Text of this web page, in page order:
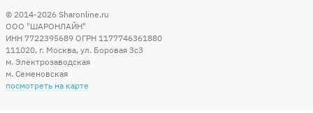
© 2014-2026 Sharonline.ru
ООО "ШАРОНЛАЙН"
ИНН 7722395689 ОГРН 1177746361880
111020, г. Москва, ул. Боровая 3c3
м. Электрозаводская
м. Семеновская
посмотреть на карте